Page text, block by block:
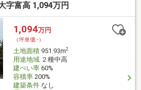
字富高 1,094万円
1,094万円
（坪単価:-）
土地面積951.93m2
用途地域２種中高
建ぺい率60%
容積率200%
建築条件なし